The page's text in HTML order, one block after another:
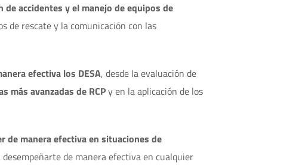
accidentes y el manejo de equipos de
de rescate y la comunicación con las
efectiva los DESA, desde la evaluación de
más avanzadas de RCPy en la aplicación de los
de manera efectiva en situaciones de
de manera efectiva en cualquier